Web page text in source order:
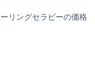
リングセラピーの価格